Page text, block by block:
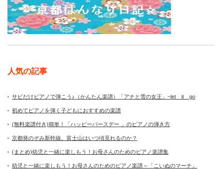
人気の記事
サビだけピアノで弾こう♪（かんたん楽譜）「アナと雪の女王」~let it go
初めてピアノを弾く子どもにおすすめの楽譜
(無料楽譜付き)簡単！「ハッピーバースデー 」のピアノの弾き方
京都発のぞみ新幹線。富士山はいつ頃見れるのか？
(まとめ)幼児と一緒に楽しもう！お母さんのためのピアノ楽譜集
幼児と一緒に楽しもう！お母さんのためのピアノ楽譜～「こいぬのマーチ」